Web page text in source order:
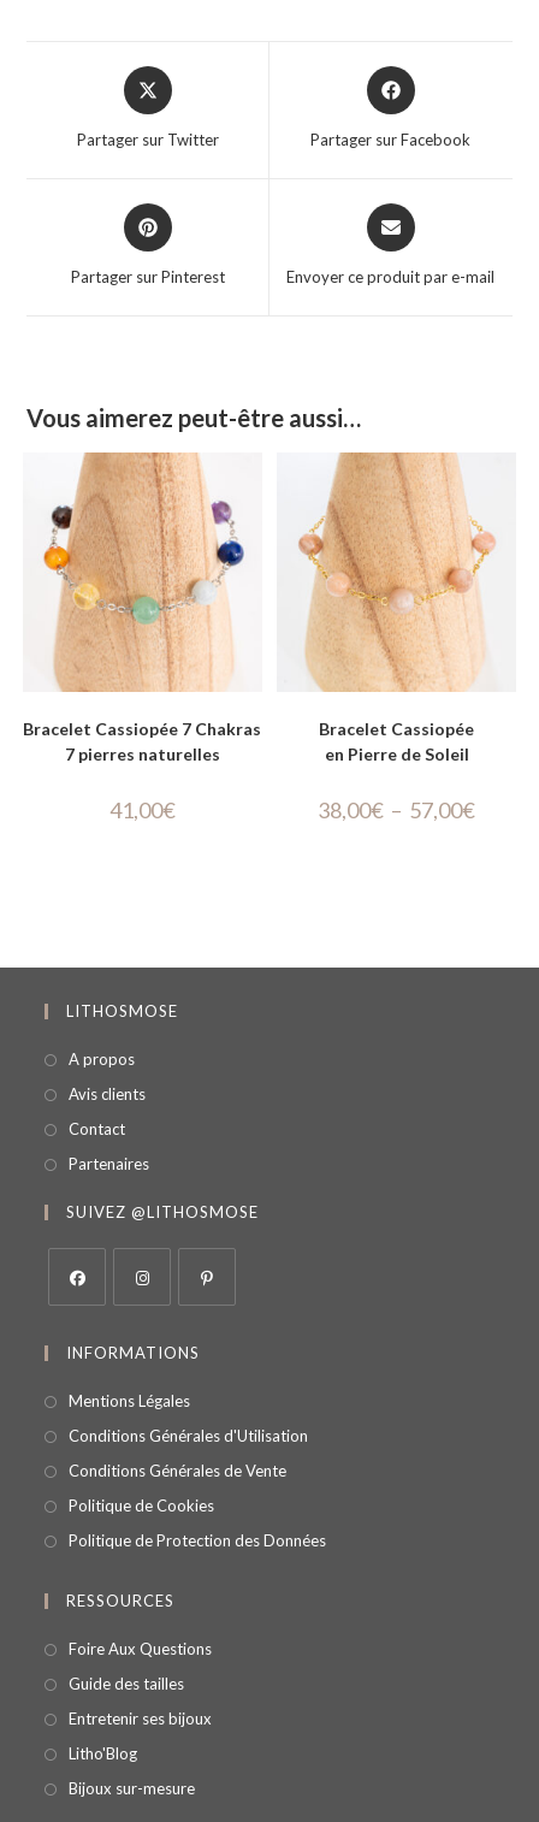
Partager sur Twitter Partager sur Facebook
Partager sur Pinterest Envoyer ce produit par e-mail
Vous aimerez peut-être aussi…
Bracelet Cassiopée 7 Chakras
7 pierres naturelles
41,00€
Bracelet Cassiopée
en Pierre de Soleil
38,00€ – 57,00€
LITHOSMOSE
A propos
Avis clients
Contact
Partenaires
SUIVEZ @LITHOSMOSE
INFORMATIONS
Mentions Légales
Conditions Générales d'Utilisation
Conditions Générales de Vente
Politique de Cookies
Politique de Protection des Données
RESSOURCES
Foire Aux Questions
Guide des tailles
Entretenir ses bijoux
Litho'Blog
Bijoux sur-mesure